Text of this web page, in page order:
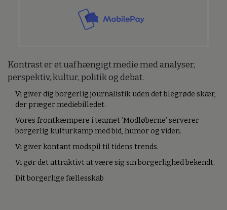
Kontrast er et uafhængigt medie med analyser,
perspektiv, kultur, politik og debat.
Vi giver dig borgerlig journalistik uden det blegrøde skær,
der præger mediebilledet.
Vores frontkæmpere i teamet ’Modløberne’ serverer
borgerlig kulturkamp med bid, humor og viden.
Vi giver kontant modspil til tidens trends.
Vi gør det attraktivt at være sig sin borgerlighed bekendt.
Dit borgerlige fællesskab